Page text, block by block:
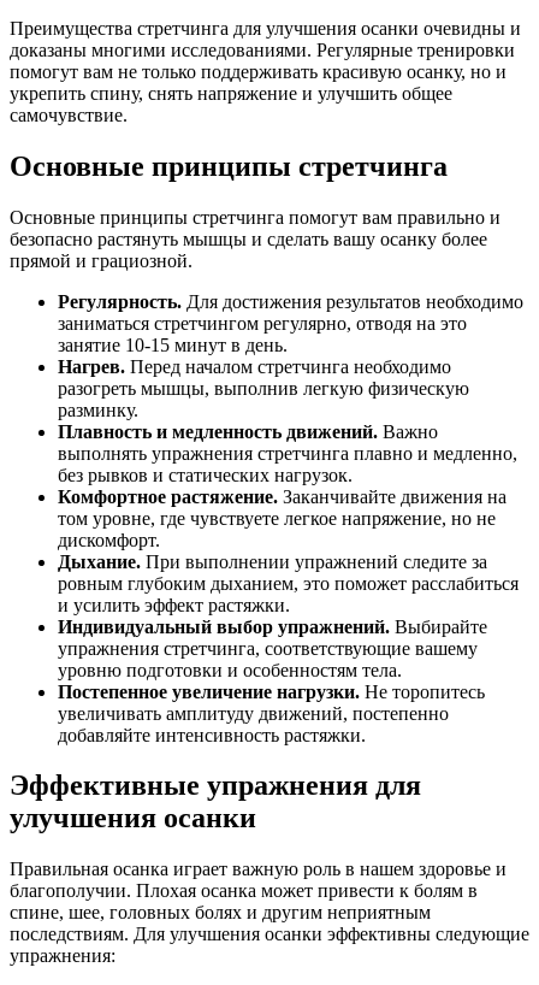
Преимущества стретчинга для улучшения осанки очевидны и
доказаны многими исследованиями. Регулярные тренировки
помогут вам не только поддерживать красивую осанку, но и
укрепить спину, снять напряжение и улучшить общее
самочувствие.
Основные принципы стретчинга
Основные принципы стретчинга помогут вам правильно и
безопасно растянуть мышцы и сделать вашу осанку более
прямой и грациозной.
Регулярность. Для достижения результатов необходимо
заниматься стретчингом регулярно, отводя на это
занятие 10-15 минут в день.
Нагрев. Перед началом стретчинга необходимо
разогреть мышцы, выполнив легкую физическую
разминку.
Плавность и медленность движений. Важно
выполнять упражнения стретчинга плавно и медленно,
без рывков и статических нагрузок.
Комфортное растяжение. Заканчивайте движения на
том уровне, где чувствуете легкое напряжение, но не
дискомфорт.
Дыхание. При выполнении упражнений следите за
ровным глубоким дыханием, это поможет расслабиться
и усилить эффект растяжки.
Индивидуальный выбор упражнений. Выбирайте
упражнения стретчинга, соответствующие вашему
уровню подготовки и особенностям тела.
Постепенное увеличение нагрузки. Не торопитесь
увеличивать амплитуду движений, постепенно
добавляйте интенсивность растяжки.
Эффективные упражнения для
улучшения осанки
Правильная осанка играет важную роль в нашем здоровье и
благополучии. Плохая осанка может привести к болям в
спине, шее, головных болях и другим неприятным
последствиям. Для улучшения осанки эффективны следующие
упражнения: